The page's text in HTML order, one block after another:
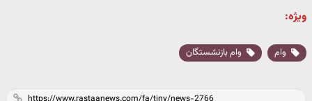
ویژه:
وام وام بازنشستگان